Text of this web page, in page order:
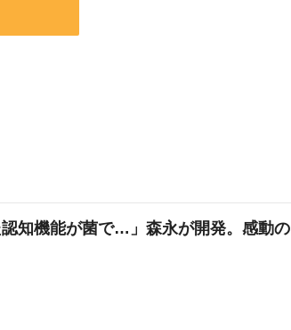
認知機能が菌で…」森永が開発。感動の